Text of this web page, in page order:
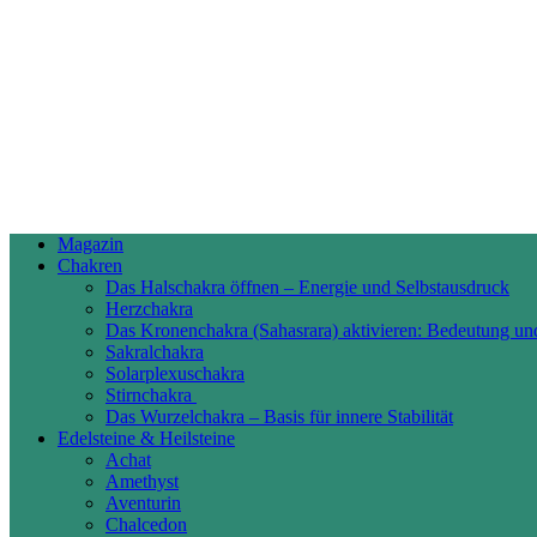
Magazin
Chakren
Das Halschakra öffnen – Energie und Selbstausdruck
Herzchakra
Das Kronenchakra (Sahasrara) aktivieren: Bedeutung
Sakralchakra
Solarplexuschakra
Stirnchakra
Das Wurzelchakra – Basis für innere Stabilität
Edelsteine & Heilsteine
Achat
Amethyst
Aventurin
Chalcedon